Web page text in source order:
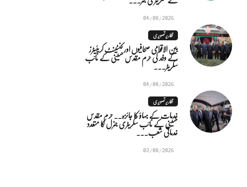
04/08/2026
تقاریر تصویری
بین الاقوامی صحافیوں اور کنٹینٹ کریئیٹرز
کے وفد کی حرم مقدس حسینی کے نائب
سکریٹر...
04/08/2026
تقاریر تصویری
خدمات کے بہاؤ کا جائزہ.. حرم مقدس
حسینی کے نائب سکریٹری جنرل کا متعدد
خدماتی شعب...
03/08/2026